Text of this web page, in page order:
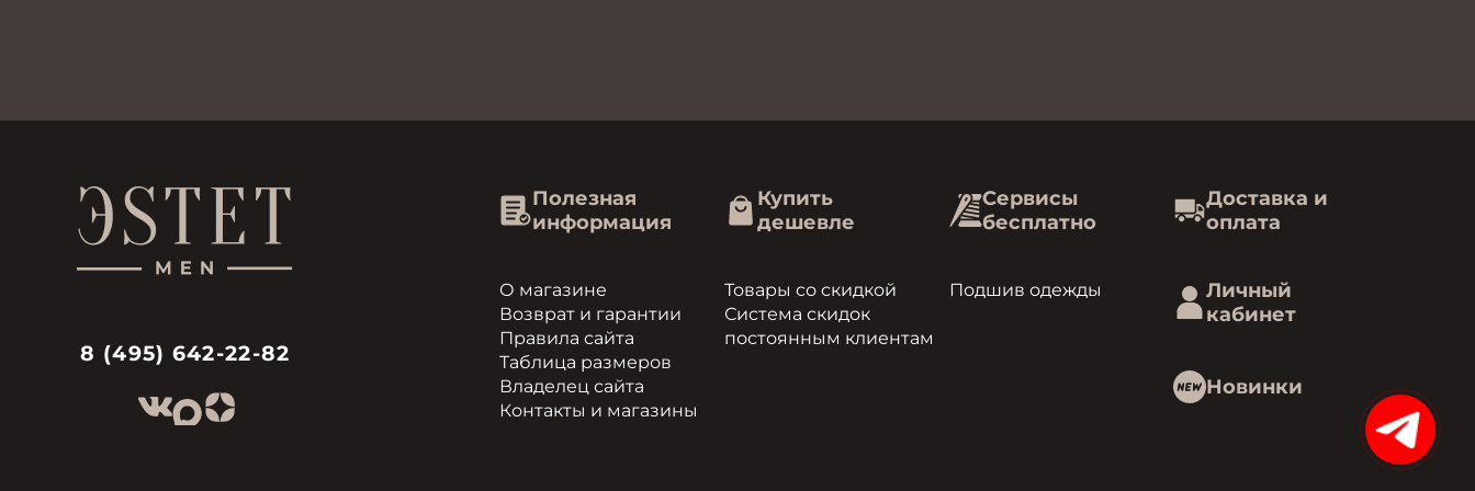
8 (495) 642-22-82
Полезная
информация
О магазине
Возврат и гарантии
Правила сайта
Таблица размеров
Владелец сайта
Контакты и магазины
Купить
дешевле
Товары со скидкой
Система скидок
постоянным клиентам
Сервисы
бесплатно
Подшив одежды
Доставка и
оплата
Личный
кабинет
Новинки